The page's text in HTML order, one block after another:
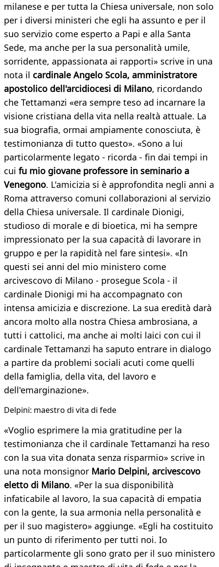
milanese e per tutta la Chiesa universale, non solo
per i diversi ministeri che egli ha assunto e per il
suo servizio come esperto a Papi e alla Santa
Sede, ma anche per la sua personalità umile,
sorridente, appassionata ai rapporti» scrive in una
nota il cardinale Angelo Scola, amministratore
apostolico dell'arcidiocesi di Milano, ricordando
che Tettamanzi «era sempre teso ad incarnare la
visione cristiana della vita nella realtà attuale. La
sua biografia, ormai ampiamente conosciuta, è
testimonianza di tutto questo». «Sono a lui
particolarmente legato - ricorda - fin dai tempi in
cui fu mio giovane professore in seminario a
Venegono. L'amicizia si è approfondita negli anni a
Roma attraverso comuni collaborazioni al servizio
della Chiesa universale. Il cardinale Dionigi,
studioso di morale e di bioetica, mi ha sempre
impressionato per la sua capacità di lavorare in
gruppo e per la rapidità nel fare sintesi». «In
questi sei anni del mio ministero come
arcivescovo di Milano - prosegue Scola - il
cardinale Dionigi mi ha accompagnato con
intensa amicizia e discrezione. La sua eredità darà
ancora molto alla nostra Chiesa ambrosiana, a
tutti i cattolici, ma anche ai molti laici con cui il
cardinale Tettamanzi ha saputo entrare in dialogo
a partire da problemi sociali acuti come quelli
della famiglia, della vita, del lavoro e
dell'emarginazione».
Delpini: maestro di vita di fede
«Voglio esprimere la mia gratitudine per la
testimonianza che il cardinale Tettamanzi ha reso
con la sua vita donata senza risparmio» scrive in
una nota monsignor Mario Delpini, arcivescovo
eletto di Milano. «Per la sua disponibilità
infaticabile al lavoro, la sua capacità di empatia
con la gente, la sua armonia nella personalità e
per il suo magistero» aggiunge. «Egli ha costituito
un punto di riferimento per tutti noi. Io
particolarmente gli sono grato per il suo ministero